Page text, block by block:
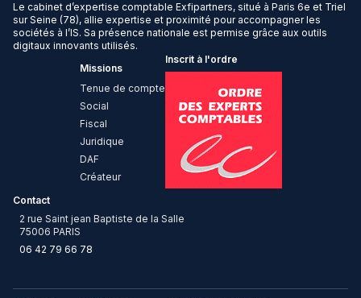
Le cabinet d’expertise comptable Exfipartners, situé à Paris 6e et Triel
sur Seine (78), allie expertise et proximité pour accompagner les
sociétés à l’IS. Sa présence nationale est permise grâce aux outils
digitaux innovants utilisés.
Missions
Tenue de compte
Social
Fiscal
Juridique
DAF
Créateur
Inscrit à l'ordre
Contact
2 rue Saint jean Baptiste de la Salle
75006 PARIS
06 42 79 66 78